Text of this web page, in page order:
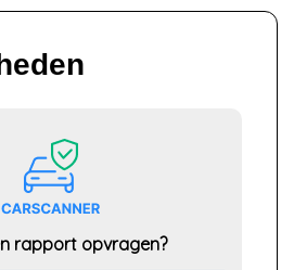
rapport opvragen?